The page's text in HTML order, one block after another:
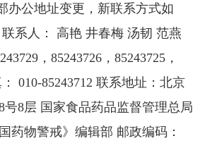
办公地址变更，新联系方式如
系人： 高艳 井春梅 汤韧 范燕
，85243726，85243725，
85243712 联系地址：北京
号8层 国家食品药品监督管理总局
药物警戒》编辑部 邮政编码：